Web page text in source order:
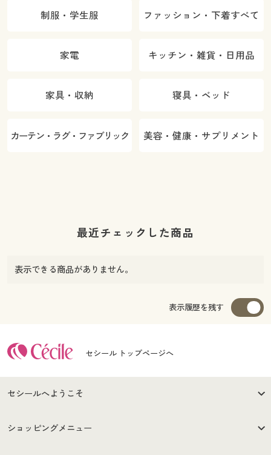
制服・学生服 ファッション・下着すべて
家電 キッチン・雑貨・日用品
家具・収納 寝具・ベッド
カーテン・ラグ・ファブリック 美容・健康・サプリメント
最近チェックした商品
表示できる商品がありません。
表示履歴を残す
セシール トップページへ
セシールへようこそ
はじめての方へ
ショッピングメニュー